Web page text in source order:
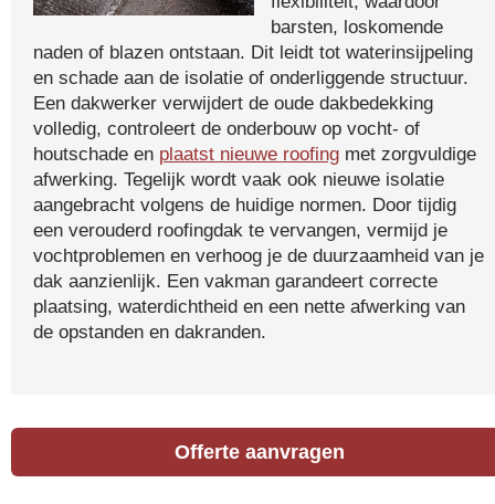
barsten, loskomende
naden of blazen ontstaan. Dit leidt tot waterinsijpeling
en schade aan de isolatie of onderliggende structuur.
Een dakwerker verwijdert de oude dakbedekking
volledig, controleert de onderbouw op vocht- of
houtschade en plaatst nieuwe roofing met zorgvuldige
afwerking. Tegelijk wordt vaak ook nieuwe isolatie
aangebracht volgens de huidige normen. Door tijdig
een verouderd roofingdak te vervangen, vermijd je
vochtproblemen en verhoog je de duurzaamheid van je
dak aanzienlijk. Een vakman garandeert correcte
plaatsing, waterdichtheid en een nette afwerking van
de opstanden en dakranden.
Offerte aanvragen